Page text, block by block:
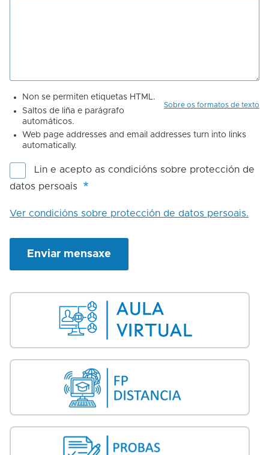
Sobre os formatos de texto
Non se permiten etiquetas HTML.
Saltos de liña e parágrafo
automáticos.
Web page addresses and email addresses turn into links
automatically.
Lin e acepto as condicións sobre protección de
datos persoais
Ver condicións sobre protección de datos persoais.